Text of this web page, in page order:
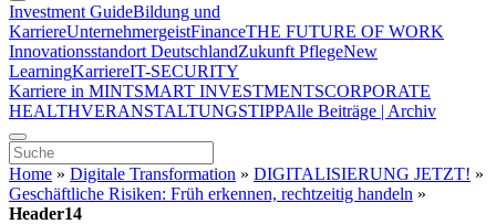
Investment GuideBildung und
KarriereUnternehmergeistFinanceTHE FUTURE OF WORK
Innovationsstandort DeutschlandZukunft PflegeNew
LearningKarriereIT-SECURITY
Karriere in MINTSMART INVESTMENTSCORPORATE
HEALTHVERANSTALTUNGSTIPPAlle Beiträge | Archiv
Home » Digitale Transformation » DIGITALISIERUNG JETZT! »
Geschäftliche Risiken: Früh erkennen, rechtzeitig handeln »
Header14